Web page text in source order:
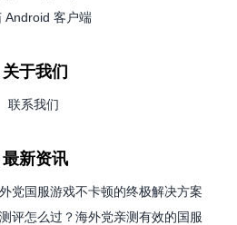
Android 客户端
关于我们
联系我们
最新资讯
党国服游戏不卡顿的终极解决方案
评怎么过？海外党亲测有效的国服